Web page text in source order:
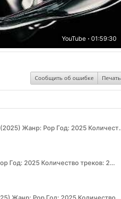
YouTube 01:59:30
Сообщить об ошибке Печать